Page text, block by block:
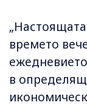
времето
в